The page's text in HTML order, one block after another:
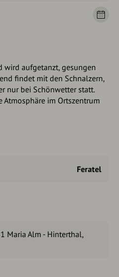
wird aufgetanzt, gesungen
findet mit den Schnalzern,
nur bei Schönwetter statt.
Atmosphäre im Ortszentrum
Feratel
Maria Alm - Hinterthal,